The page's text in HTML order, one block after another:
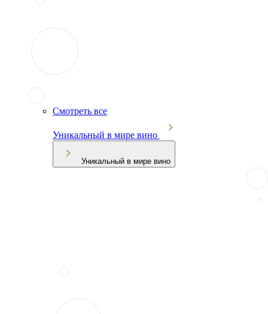
Смотреть все
Уникальный в мире вино
Уникальный в мире вино